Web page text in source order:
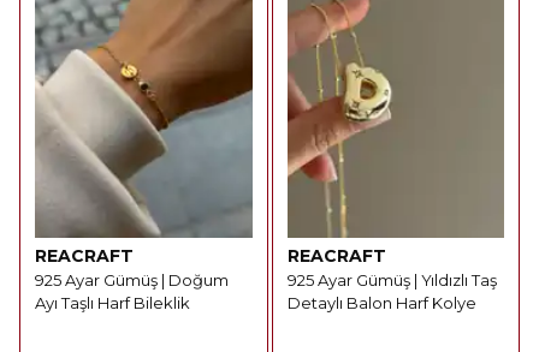
REACRAFT
925 Ayar Gümüş | Doğum
Ayı Taşlı Harf Bileklik
REACRAFT
925 Ayar Gümüş | Yıldızlı Taş
Detaylı Balon Harf Kolye